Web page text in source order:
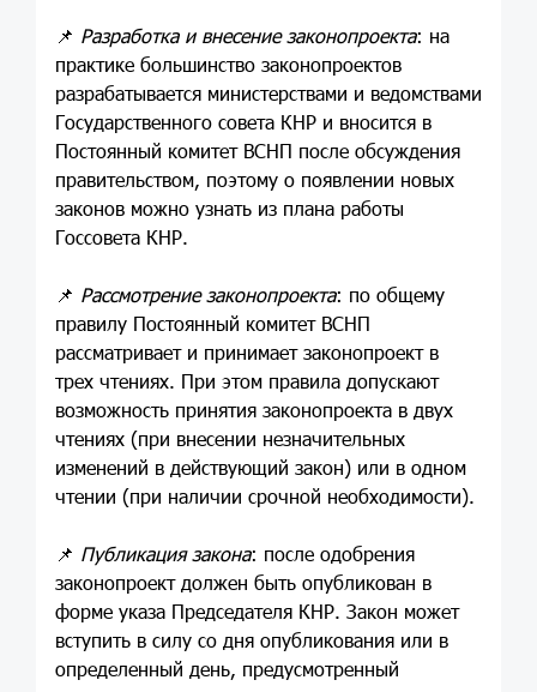
📌 Разработка и внесение законопроекта: на
практике большинство законопроектов
разрабатывается министерствами и ведомствами
Государственного совета КНР и вносится в
Постоянный комитет ВСНП после обсуждения
правительством, поэтому о появлении новых
законов можно узнать из плана работы
Госсовета КНР.
📌 Рассмотрение законопроекта: по общему
правилу Постоянный комитет ВСНП
рассматривает и принимает законопроект в
трех чтениях. При этом правила допускают
возможность принятия законопроекта в двух
чтениях (при внесении незначительных
изменений в действующий закон) или в одном
чтении (при наличии срочной необходимости).
📌 Публикация закона: после одобрения
законопроект должен быть опубликован в
форме указа Председателя КНР. Закон может
вступить в силу со дня опубликования или в
определенный день, предусмотренный